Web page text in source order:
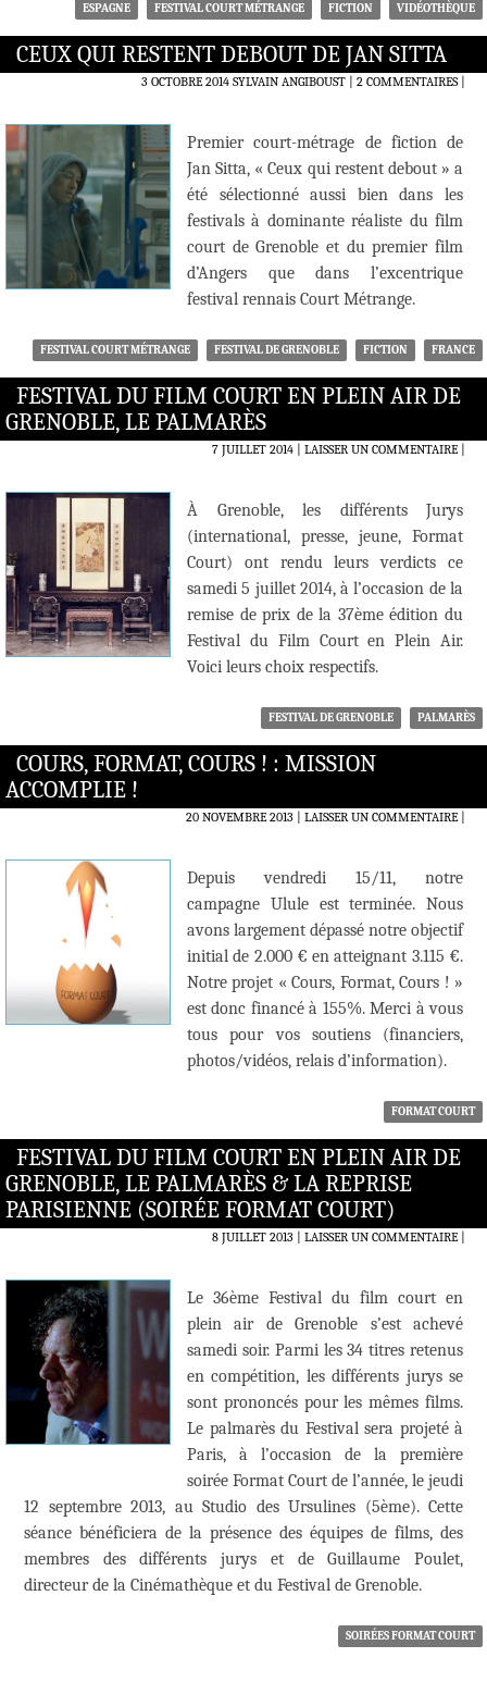
ESPAGNE FESTIVAL COURT MÉTRANGE FICTION VIDÉOTHÈQUE
CEUX QUI RESTENT DEBOUT DE JAN SITTA
3 OCTOBRE 2014 SYLVAIN ANGIBOUST 2 COMMENTAIRES|
Premier court-métrage de fiction de
Jan Sitta, « Ceux qui restent debout » a
été sélectionné aussi bien dans les
festivals à dominante réaliste du film
court de Grenoble et du premier film
d’Angers que dans l’excentrique
festival rennais Court Métrange.
FESTIVAL COURT MÉTRANGE FESTIVAL DE GRENOBLE FICTION FRANCE
FESTIVAL DU FILM COURT EN PLEIN AIR DE
GRENOBLE, LE PALMARÈS
7 JUILLET 2014 LAISSER UN COMMENTAIRE|
À Grenoble, les différents Jurys
(international, presse, jeune, Format
Court) ont rendu leurs verdicts ce
samedi 5 juillet 2014, à l’occasion de la
remise de prix de la 37ème édition du
Festival du Film Court en Plein Air.
Voici leurs choix respectifs.
FESTIVAL DE GRENOBLE PALMARÈS
COURS, FORMAT, COURS ! : MISSION
ACCOMPLIE !
20 NOVEMBRE 2013 LAISSER UN COMMENTAIRE|
Depuis vendredi 15/11, notre
campagne Ulule est terminée. Nous
avons largement dépassé notre objectif
initial de 2.000 € en atteignant 3.115 €.
Notre projet « Cours, Format, Cours ! »
est donc financé à 155%. Merci à vous
tous pour vos soutiens (financiers,
photos/vidéos, relais d’information).
FORMAT COURT
FESTIVAL DU FILM COURT EN PLEIN AIR DE
GRENOBLE, LE PALMARÈS & LA REPRISE
PARISIENNE (SOIRÉE FORMAT COURT)
8 JUILLET 2013 LAISSER UN COMMENTAIRE|
Le 36ème Festival du film court en
plein air de Grenoble s’est achevé
samedi soir. Parmi les 34 titres retenus
en compétition, les différents jurys se
sont prononcés pour les mêmes films.
Le palmarès du Festival sera projeté à
Paris, à l’occasion de la première
soirée Format Court de l’année, le jeudi
12 septembre 2013, au Studio des Ursulines (5ème). Cette
séance bénéficiera de la présence des équipes de films, des
membres des différents jurys et de Guillaume Poulet,
directeur de la Cinémathèque et du Festival de Grenoble.
SOIRÉES FORMAT COURT